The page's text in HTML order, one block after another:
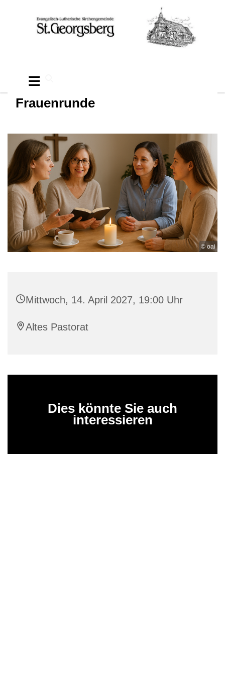
Frauenrunde
© oai
Mittwoch, 14. April 2027, 19:00 Uhr
Altes Pastorat
Dies könnte Sie auch
interessieren